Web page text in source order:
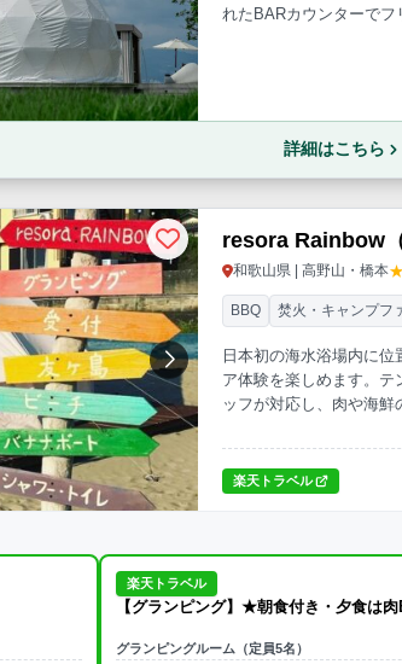
れたBARカウンターでフ
詳細はこちら
resora Rainbow
和歌山県 | 高野山・橋本
日本初の海水浴場内に
ア体験を楽しめます。テ
ッフが対応し、肉や海鮮
す。
BBQ 焚火・キャンプフ
楽天トラベル
楽天トラベル
【グランピング】★朝食付き・夕食は
グランピングルーム（定員5名）